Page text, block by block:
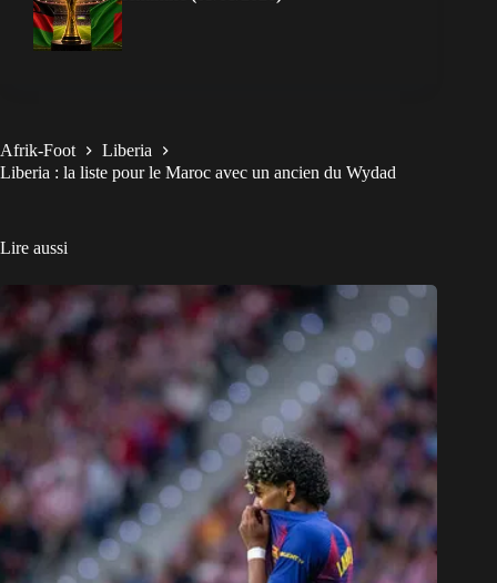
Afrik-Foot
Liberia
Liberia : la liste pour le Maroc avec un ancien du Wydad
Lire aussi